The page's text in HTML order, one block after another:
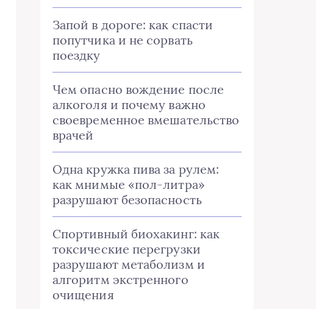
Запой в дороге: как спасти
попутчика и не сорвать
поездку
Чем опасно вождение после
алкоголя и почему важно
своевременное вмешательство
врачей
Одна кружка пива за рулем:
как мнимые «пол-литра»
разрушают безопасность
Спортивный биохакинг: как
токсические перегрузки
разрушают метаболизм и
алгоритм экстренного
очищения